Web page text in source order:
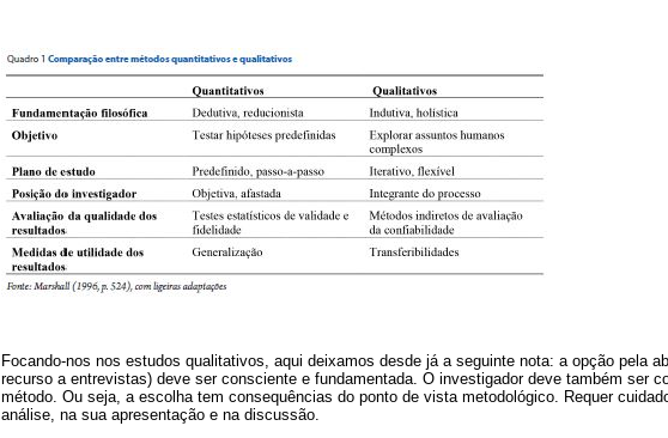
Focando-nos nos estudos qualitativos, aqui deixamos desde já a seguinte nota: a opção pela
recurso a entrevistas) deve ser consciente e fundamentada. O investigador deve também ser
método. Ou seja, a escolha tem consequências do ponto de vista metodológico. Requer
análise, na sua apresentação e na discussão.